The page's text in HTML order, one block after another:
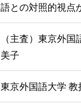
語との対照的視点
（主査）東京外
美子
東京外国語大学